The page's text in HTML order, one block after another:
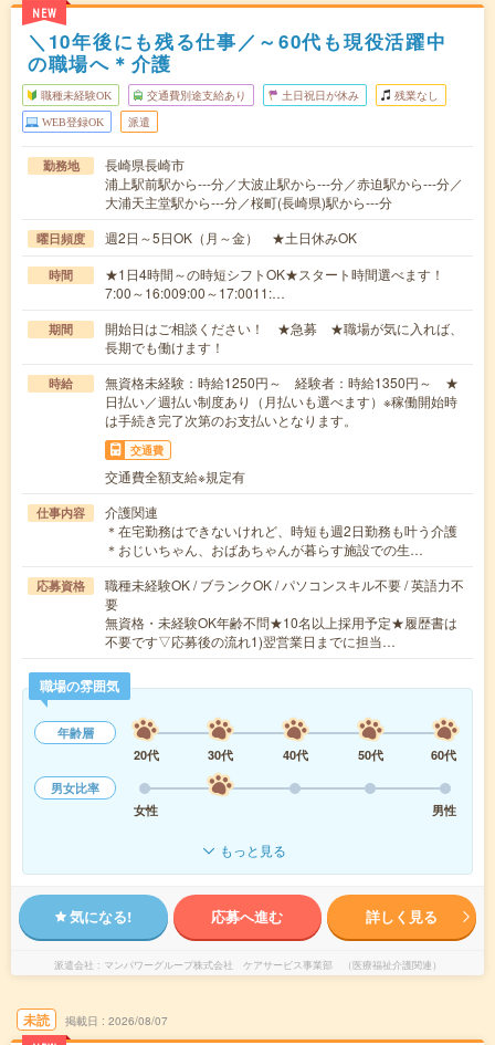
NEW
＼10年後にも残る仕事／～60代も現役活躍中
の職場へ＊介護
職種未経験OK 交通費別途支給あり 土日祝日が休み 残業なし
WEB登録OK 派遣
勤務地
長崎県長崎市
浦上駅前駅から---分／大波止駅から---分／赤迫駅から---分／
大浦天主堂駅から---分／桜町(長崎県)駅から---分
曜日頻度 週2日～5日OK（月～金） ★土日休みOK
時間
★1日4時間～の時短シフトOK★スタート時間選べます！
7:00～16:009:00～17:0011:…
期間
開始日はご相談ください！ ★急募 ★職場が気に入れば、
長期でも働けます！
時給
無資格未経験：時給1250円～ 経験者：時給1350円～ ★
日払い／週払い制度あり（月払いも選べます）※稼働開始時
は手続き完了次第のお支払いとなります。
交通費
交通費全額支給※規定有
仕事内容
介護関連
＊在宅勤務はできないけれど、時短も週2日勤務も叶う介護
＊おじいちゃん、おばあちゃんが暮らす施設での生…
応募資格
職種未経験OK / ブランクOK / パソコンスキル不要 / 英語力不
要
無資格・未経験OK年齢不問★10名以上採用予定★履歴書は
不要です▽応募後の流れ1)翌営業日までに担当…
職場の雰囲気
年齢層
20代
30代 40代 50代
60代
男女比率
女性
男性
もっと見る
気になる! 応募へ進む 詳しく見る
派遣会社 マンパワーグループ株式会社 ケアサービス事業部 （医療福祉介護関連）
未読 掲載日 2026/08/07